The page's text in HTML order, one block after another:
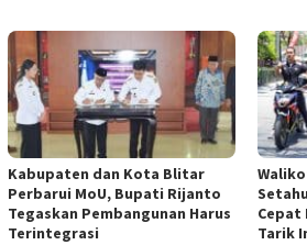
Kabupaten dan Kota Blitar
Perbarui MoU, Bupati Rijanto
Tegaskan Pembangunan Harus
Terintegrasi
Cepat
Tarik